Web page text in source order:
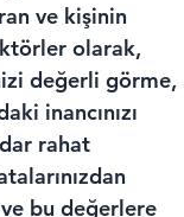
ve kişinin
olarak,
değerli görme,
inancınızı
rahat
bu değerlere